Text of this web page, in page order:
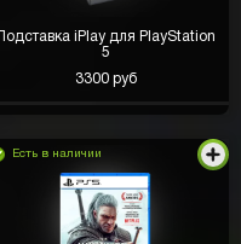
Подставка iPlay для PlayStation
5
3300 руб
Есть в наличии